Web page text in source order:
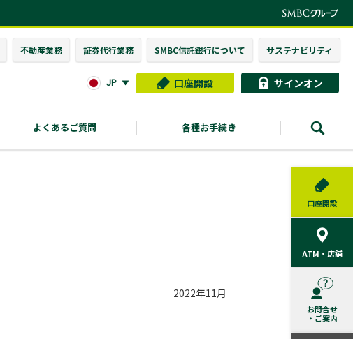
不動産業務 証券代行業務 SMBC信託銀行について サステナビリティ
JP 口座開設 サインオン
よくあるご質問 各種お手続き
2022年11月
口座開設
ATM・店舗
お問合せ
・ご案内